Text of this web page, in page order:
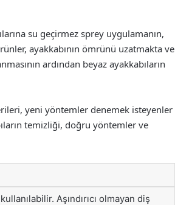
su geçirmez sprey uygulamanın,
ayakkabının ömrünü uzatmakta ve
ardından beyaz ayakkabıların
yeni yöntemler denemek isteyenler
temizliği, doğru yöntemler ve
Aşındırıcı olmayan diş